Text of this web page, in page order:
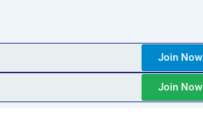
Join Now
Join Now